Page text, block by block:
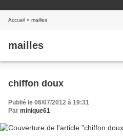
Accueil » mailles
mailles
chiffon doux
Publié le 06/07/2012 à 19:31
Par minique61